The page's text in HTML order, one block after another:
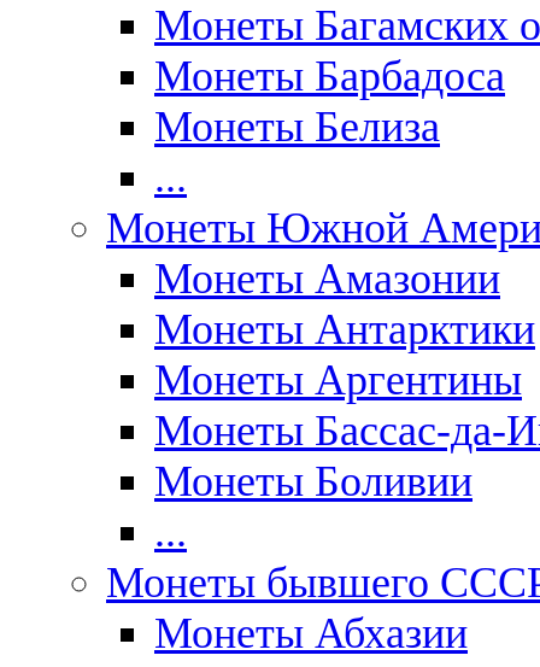
Монеты Багамских
Монеты Барбадоса
Монеты Белиза
...
Монеты Южной
Монеты Амазонии
Монеты Антарктики
Монеты Аргентины
Монеты Бассас-да-
Монеты Боливии
...
Монеты бывшего
Монеты Абхазии